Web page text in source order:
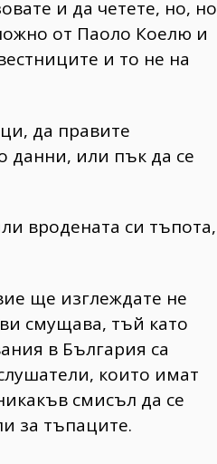
и да четете, но, но
от Паоло Коелю и
и то не на
да правите
данни, или пък да се
вродената си тъпота,
ще изглеждате не
смущава, тъй като
в България са
които имат
смисъл да се
за тъпаците.